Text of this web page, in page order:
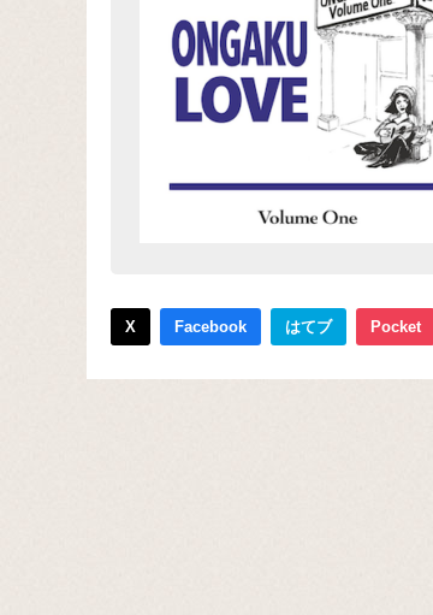
X Facebook はてブ Pocket